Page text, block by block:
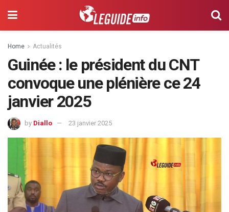
Home Actualités
Guinée : le président du CNT
convoque une plénière ce 24
janvier 2025
by Diallo 23 janvier 2025